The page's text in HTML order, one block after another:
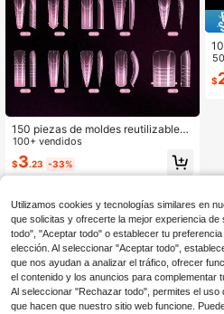
150 piezas de moldes reutilizables t
ransparentes y brillantes para exten
sión de uñas de múltiples formas, m
oldes de construcción de gel de co
bertura completa en estilos ballet, a
ovalado, herramientas rápidas DIY
de extensión de uñas de gel UV par
a uñas postizas y regreso a clases
100+ vendidos
$3.23 -33%
$
Utilizamos cookies y tecnologías similares en
que solicitas y ofrecerte la mejor experiencia
todo", "Aceptar todo" o establecer tu
elección. Al seleccionar "Aceptar todo",
que nos ayudan a analizar el tráfico, ofrecer
el contenido y los anuncios para complementar
Al seleccionar "Rechazar todo", permites el
que hacen que nuestro sitio web funcione.